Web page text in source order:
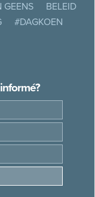
GEENS
BELEID
#DAGKOEN